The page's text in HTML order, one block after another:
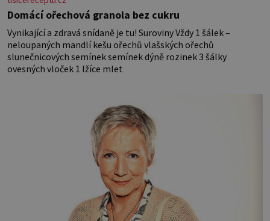
Domácí ořechová granola bez cukru
Vynikající a zdravá snídaně je tu! Suroviny Vždy 1 šálek –
neloupaných mandlí kešu ořechů vlašských ořechů
slunečnicových semínek semínek dýně rozinek 3 šálky
ovesných vloček 1 lžíce mlet